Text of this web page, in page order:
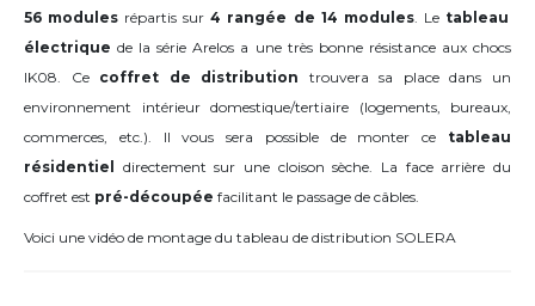
56 modules répartis sur4 rangée de 14 modules. Le tableau
électrique de la série Arelos a une très bonne résistance aux chocs
IK08. Ce coffret de distribution trouvera sa place dans un
environnement intérieur domestique/tertiaire (logements, bureaux,
commerces, etc.). Il vous sera possible de monter ce tableau
résidentiel
directement sur une cloison sèche. La face arrière du
coffret est pré-découpée facilitant le passage de câbles.
Voici une vidéo de montage du tableau de distribution SOLERA